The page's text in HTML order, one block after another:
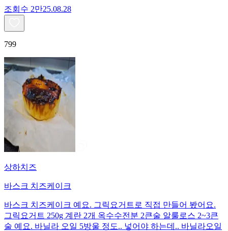
조회수 2만25.08.28
799
상하치즈
바스크 치즈케이크
바스크 치즈케이크 예요. 그릭요거트로 직접 만들어 봤어요.
그릭요거트 250g 계란 2개 옥수수전분 2큰술 알룰로스 2~3큰
술 예요. 바닐라 오일 5방울 정도.. 넣어야 하는데.. 바닐라오일